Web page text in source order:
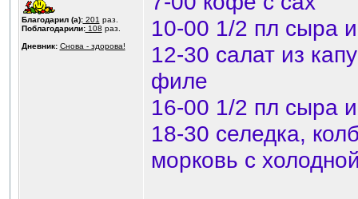
Благодарил (а):201 раз.
Поблагодарили:108 раз.
Дневник: Снова - здорова!
10-00 1/2 пл сыра
12-30 салат из
филе
16-00 1/2 пл сыра
18-30 селедка,
морковь с